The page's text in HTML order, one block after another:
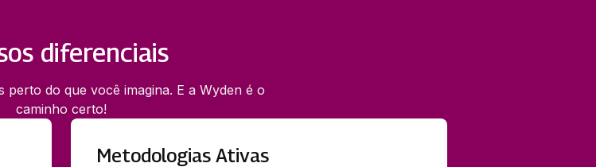
diferenciais
perto do que você imagina. E a Wyden é o
caminho certo!
Metodologias Ativas